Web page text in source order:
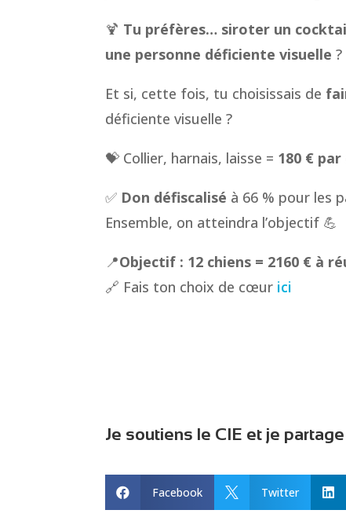
🍹 Tu préfères… siroter un
une personne déficiente visuelle ?
Et si, cette fois, tu choisissais de
déficiente visuelle ?
💝 Collier, harnais, laisse = 180 €
✅ Don défiscalisé à 66 % pour les
Ensemble, on atteindra l’objectif 💪
📍Objectif : 12 chiens = 2160 € à
🔗 Fais ton choix de cœur ici
Je soutiens le CIE et je
 Facebook  Twitter 